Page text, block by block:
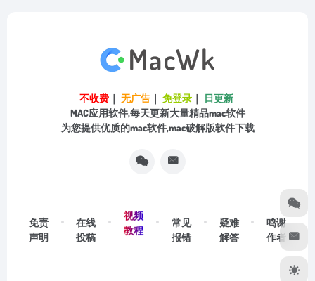
不收费 ｜ 无广告 ｜ 免登录 ｜
日更新
MAC应用软件,每天更新大量精品mac软件
为您提供优质的mac软件,mac破解版软件下载
免责
声明
在线
投稿
视频
教程
常见
报错
疑难
解答
鸣谢
作者